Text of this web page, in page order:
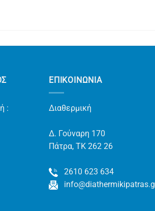
:
ΕΠΙΚΟΙΝΩΝΊΑ
Διαθερμική
Δ. Γούναρη 170
Πάτρα, TK 262 26
2610 623 634